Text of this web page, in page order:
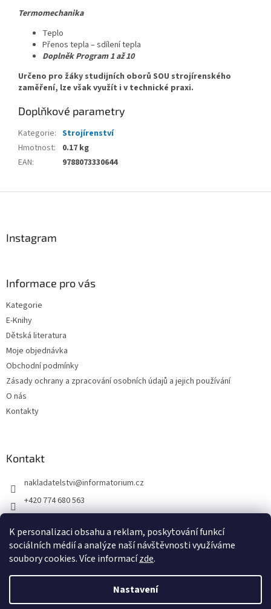
K personalizaci obsahu a reklam, poskytování funkcí
sociálních médií a analýze naší návštěvnosti využíváme
soubory cookies. Více informacízde.
Nastavení
Termomechanika
Teplo
Přenos tepla – sdílení tepla
Doplněk Program 1 až 10
Určeno pro žáky studijních oborů SOU strojírenského
zaměření, lze však využít i v technické praxi.
Doplňkové parametry
Kategorie: Strojírenství
Hmotnost:
0.17 kg
EAN: 9788073330644
Instagram
Informace pro vás
Kategorie
E-Knihy
Dětská literatura
Moje objednávka
Obchodní podmínky
Zásady ochrany a zpracování osobních údajů a jejich používání
O nás
Kontakty
Kontakt
nakladatelstvi@informatorium.cz
+420 774 680 563
informatorium/